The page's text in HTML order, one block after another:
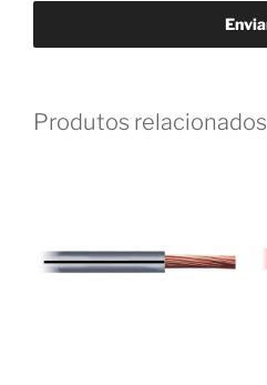
Produtos relacionados